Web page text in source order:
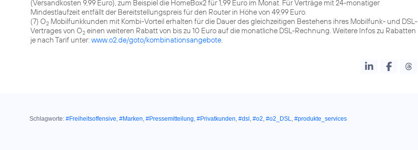
(Versandkosten 9,99 Euro), zum Beispiel die HomeBox2 für 1,99 Euro im Monat. Für Verträge mit 24-monatiger
Mindestlaufzeit entfällt der Bereitstellungspreis für den Router in Höhe von 49,99 Euro.
(7) O2 Mobilfunkkunden mit Kombi-Vorteil erhalten für die Dauer des gleichzeitigen Bestehens ihres Mobilfunk- und DSL-
Vertrages von O2 einen weiteren Rabatt von bis zu 10 Euro auf die monatliche DSL-Rechnung. Weitere Infos zu Rabatten
je nach Tarif unter: www.o2.de/goto/kombinationsangebote.
Schlagworte: #Freiheitsoffensive, #Marken, #Pressemitteilung, #Privatkunden, #dsl , #o2, #o2_DSL, #produkte_services